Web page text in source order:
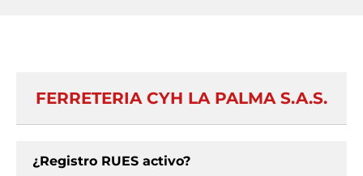
FERRETERIA CYH LA PALMA S.A.S.
¿Registro RUES activo?